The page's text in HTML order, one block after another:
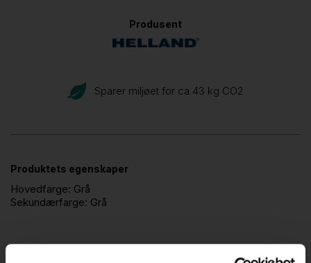
Produsent
Sparer miljøet for ca 43 kg CO2
Produktets egenskaper
Hovedfarge: Grå
Sekundærfarge: Grå